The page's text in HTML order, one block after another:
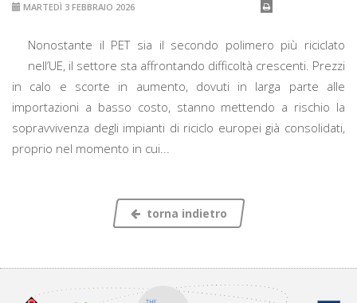
MARTEDÌ 3 FEBBRAIO 2026
Nonostante il PET sia il secondo polimero più riciclato
nell’UE, il settore sta affrontando difficoltà crescenti. Prezzi
in calo e scorte in aumento, dovuti in larga parte alle
importazioni a basso costo, stanno mettendo a rischio la
sopravvivenza degli impianti di riciclo europei già consolidati,
proprio nel momento in cui...
torna indietro